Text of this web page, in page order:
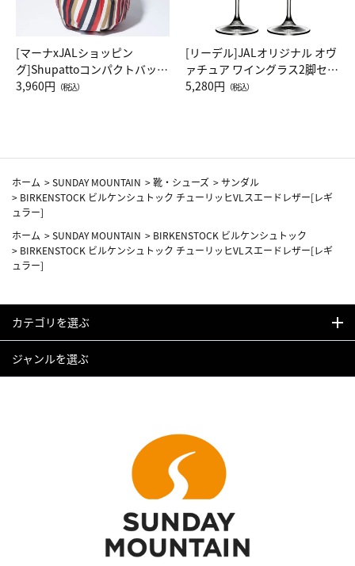
[マーナxJALショッピン
グ]Shupattoコンパクトバッグ
Drop JAL客室乗務員（LC）ス
3,960円 （税込）
[リーデル]JALオリジナル オヴ
ァチュア ワイングラス2脚セッ
ト（レッドワイン）
5,280円 （税込）
ホーム >SUNDAY MOUNTAIN >靴・シューズ >サンダル
> BIRKENSTOCK ビルケンシュトック チューリッヒVLスエードレザー[レギ
ュラー]
ホーム >SUNDAY MOUNTAIN > BIRKENSTOCK ビルケンシュトック
> BIRKENSTOCK ビルケンシュトック チューリッヒVLスエードレザー[レギ
ュラー]
カテゴリを選ぶ
ジャンルを選ぶ